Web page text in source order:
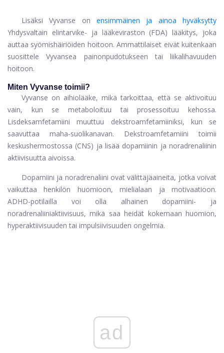
Lisäksi Vyvanse on
ensimmäinen ja ainoa hyväksytty
Yhdysvaltain elintarvike- ja lääkeviraston (FDA) lääkitys, joka
auttaa syömishäiriöiden hoitoon. Ammattilaiset eivät kuitenkaan
suosittele Vyvansea painonpudotukseen tai liikalihavuuden
hoitoon.
Miten Vyvanse toimii?
Vyvanse on aihiolääke, mikä tarkoittaa, että se aktivoituu
vain, kun se metaboloituu tai prosessoituu kehossa.
Lisdeksamfetamiini muuttuu dekstroamfetamiiniksi, kun se
saavuttaa maha-suolikanavan. Dekstroamfetamiini toimii
keskushermostossa (CNS) ja lisää dopamiinin ja noradrenaliinin
aktiivisuutta aivoissa.
Dopamiini ja noradrenaliini ovat välittäjäaineita, jotka voivat
vaikuttaa henkilön huomioon, mielialaan ja motivaatioon.
ADHD-potilailla voi olla alhainen dopamiini- ja
noradrenaliiniaktiivisuus, mikä saa heidät kokemaan huomion,
hyperaktiivisuuden tai impulsiivisuuden ongelmia.
ad